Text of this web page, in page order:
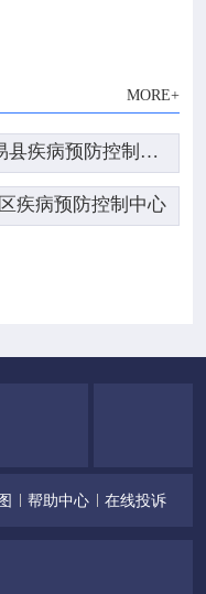
MORE+
米易县疾病预防控制中心
疾病预防控制中心
帮助中心 在线投诉